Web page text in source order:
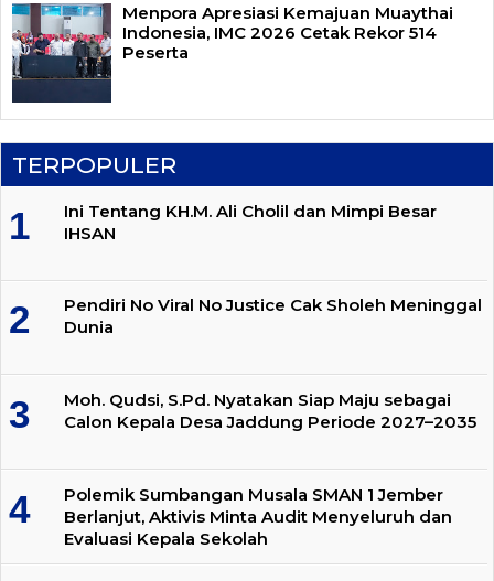
Menpora Apresiasi Kemajuan Muaythai
Indonesia, IMC 2026 Cetak Rekor 514
Peserta
TERPOPULER
Ini Tentang KH.M. Ali Cholil dan Mimpi Besar
IHSAN
Pendiri No Viral No Justice Cak Sholeh Meninggal
Dunia
Moh. Qudsi, S.Pd. Nyatakan Siap Maju sebagai
Calon Kepala Desa Jaddung Periode 2027–2035
Polemik Sumbangan Musala SMAN 1 Jember
Berlanjut, Aktivis Minta Audit Menyeluruh dan
Evaluasi Kepala Sekolah